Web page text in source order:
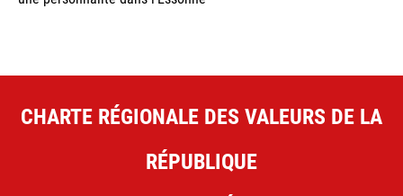
CHARTE RÉGIONALE DES VALEURS DE LA
RÉPUBLIQUE